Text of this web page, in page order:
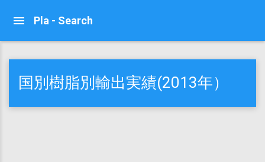
Pla - Search
国別樹脂別輸出実績(2013年）